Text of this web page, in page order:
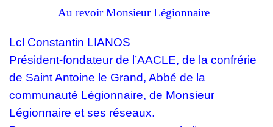
Au revoir Monsieur Légionnaire
Lcl Constantin LIANOS
Président-fondateur de l’AACLE, de la confrérie
de Saint Antoine le Grand, Abbé de la
communauté Légionnaire, de Monsieur
Légionnaire et ses réseaux.